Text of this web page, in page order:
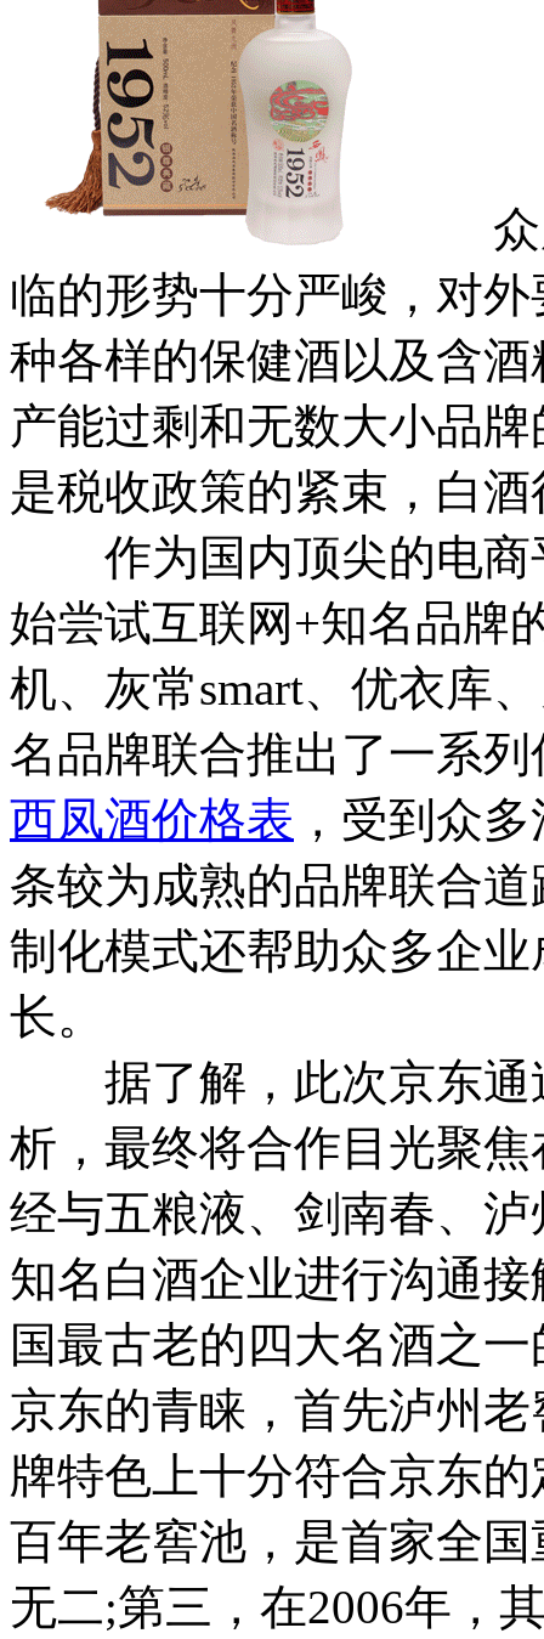
众所
临的形势十分严峻，对
种各样的保健酒以及含
产能过剩和无数大小品
是税收政策的紧束，白
作为国内顶尖的电商
始尝试互联网+知名品牌
机、灰常smart、优衣库
名品牌联合推出了一系
西凤酒价格表 ，受到众
条较为成熟的品牌联合
制化模式还帮助众多企
长。
据了解，此次京东通
析，最终将合作目光聚
经与五粮液、剑南春、
知名白酒企业进行沟通
国最古老的四大名酒之
京东的青睐，首先泸州
牌特色上十分符合京东
百年老窖池，是首家全
无二;第三，在2006年，